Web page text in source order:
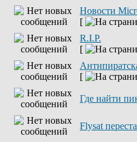
Новости
[
R.I.P.
[
[
Где найти
Flysat